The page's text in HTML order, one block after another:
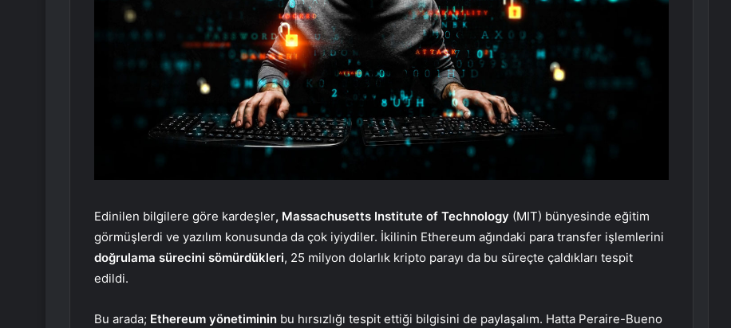
Edinilen bilgilere göre kardeşler, Massachusetts Institute of Technology (MIT) bünyesinde eğitim
görmüşlerdi ve yazılım konusunda da çok iyiydiler. İkilinin Ethereum ağındaki para transfer işlemlerini
doğrulama sürecini sömürdükleri, 25 milyon dolarlık kripto parayı da bu süreçte çaldıkları tespit
edildi.
Bu arada; Ethereum yönetiminin bu hırsızlığı tespit ettiği bilgisini de paylaşalım. Hatta Peraire-Bueno